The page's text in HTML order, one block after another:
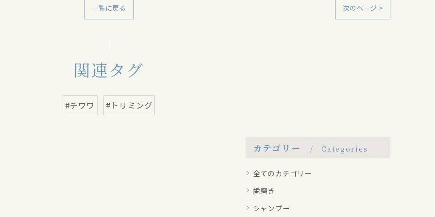
一覧に戻る 次のページ >
関連タグ
#チワワ #トリミング
カテゴリー Categories
全てのカテゴリー
歯磨き
シャンプー